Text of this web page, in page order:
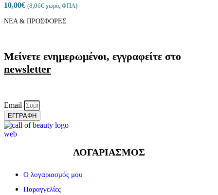
10,00€ (8,06€ χωρίς ΦΠΑ)
ΝΕΑ & ΠΡΟΣΦΟΡΕΣ
Μείνετε ενημερωμένοι, εγγραφείτε στο
newsletter
Email
ΕΓΓΡΑΦΗ
ΛΟΓΑΡΙΑΣΜΟΣ
Ο λογαριασμός μου
Παραγγελίες